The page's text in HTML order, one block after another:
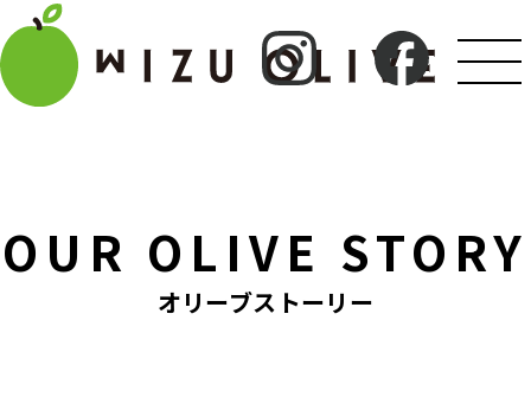
OUR OLIVE STORY
オリーブストーリー